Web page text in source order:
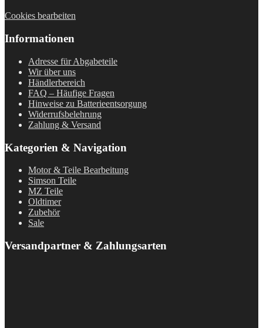
Cookies bearbeiten
Informationen
Adresse für Abgabeteile
Wir über uns
Händlerbereich
FAQ – Häufige Fragen
Hinweise zu Batterieentsorgung
Widerrufsbelehrung
Zahlung & Versand
Kategorien & Navigation
Motor & Teile Bearbeitung
Simson Teile
MZ Teile
Oldtimer
Zubehör
Sale
Versandpartner & Zahlungsarten